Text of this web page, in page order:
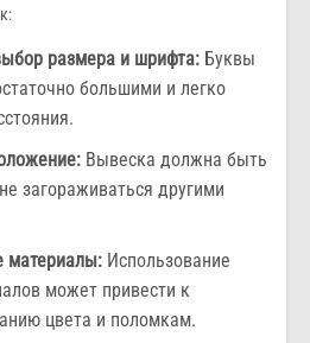
размера и шрифта: Буквы
большими и легко
Вывеска должна быть
загораживаться другими
материалы: Использование
может привести к
цвета и поломкам.